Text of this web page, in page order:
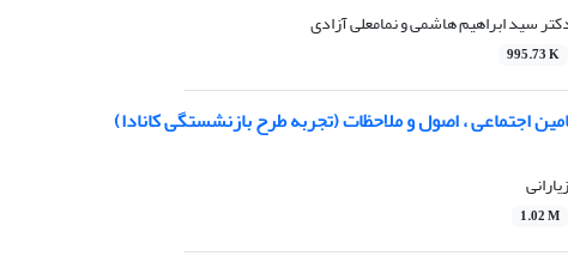
سید ابراهیم هاشمی و نمامعلی آزادی
995.73 K
اجتماعی ، اصول و ملاحظات (تجربه طرح بازنشستگی کانادا)
1.02 M